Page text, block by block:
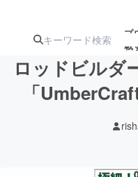
プ
載
ジェク
ロッドビル
「